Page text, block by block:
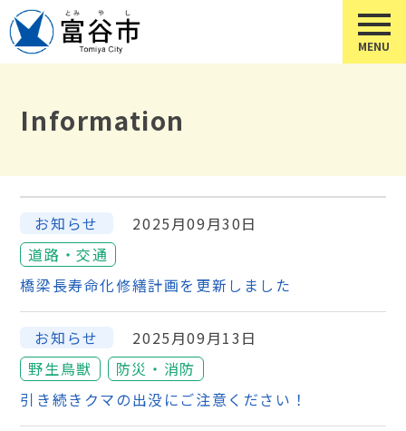
Information
お知らせ
2025月09月30日
道路・交通
橋梁長寿命化修繕計画を更新しました
お知らせ
2025月09月13日
野生鳥獣
防災・消防
引き続きクマの出没にご注意ください！